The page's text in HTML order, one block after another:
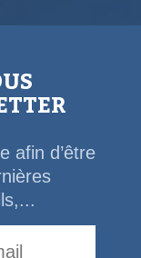
afin d’être